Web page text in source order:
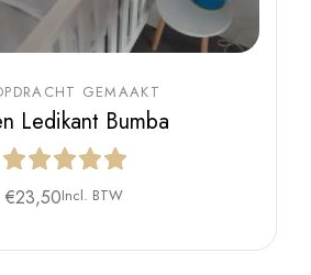
GEMAAKT
Ledikant Bumba
€23,50Incl. BTW